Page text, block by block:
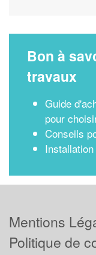
Bon à
travaux
Guide
pour
Conseils
Mentions
Politique de